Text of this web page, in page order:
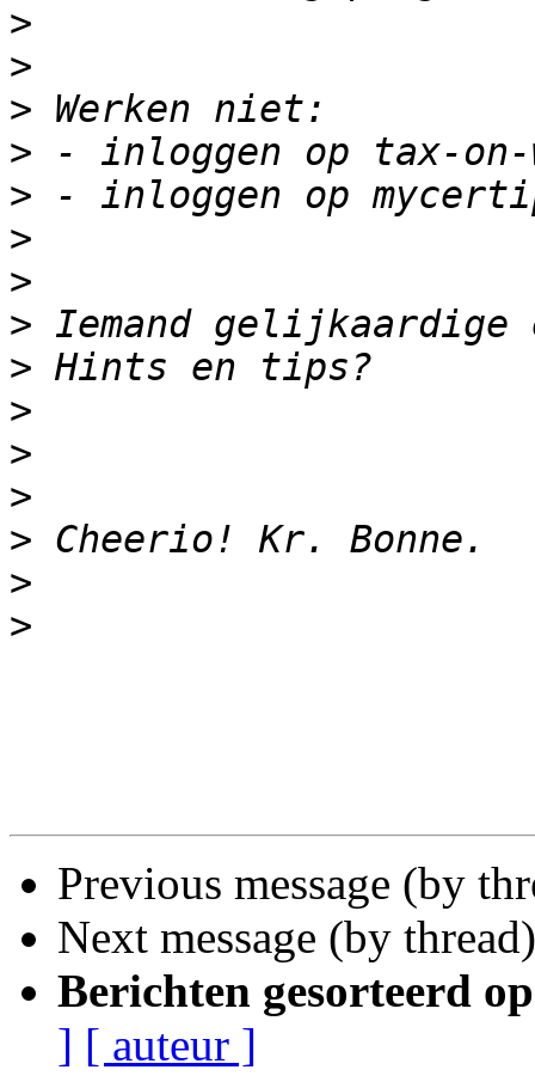
>
>
>
>
>
>
>
>
>
>
>
>
>
>
>
Previous message (by
Next message (by
Berichten gesorteerd
] [ auteur ]